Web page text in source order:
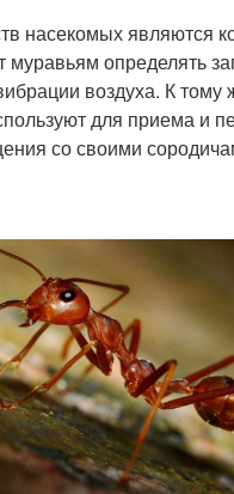
насекомых являются
определять
воздуха. К тому
для приема и
со своими